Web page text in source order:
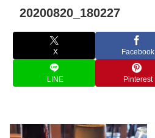
20200820_180227
X Facebook
LINE Pinterest